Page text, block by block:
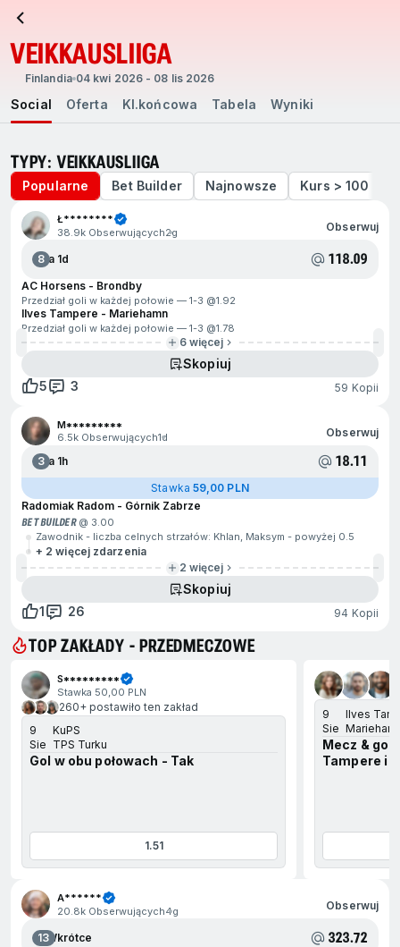
VEIKKAUSLIIGA
Finlandia 04 kwi 2026 - 08 lis 2026
Social Oferta Kl.końcowa Tabela Wyniki
TYPY: VEIKKAUSLIIGA
Popularne Bet Builder Najnowsze Kurs > 100
Ł********
38.9k Obserwujących2g Obserwuj
8Za 1d 118.09
AC Horsens - Brondby
Przedział goli w każdej połowie — 1-3 @1.92
Ilves Tampere - Mariehamn
Przedział goli w każdej połowie — 1-3 @1.78
6 więcej
Skopiuj
5
3 59 Kopii
M*********
6.5k Obserwujących1d Obserwuj
3Za 1h 18.11
Stawka 59,00 PLN
Radomiak Radom - Górnik Zabrze
BET BUILDER@ 3.00
Zawodnik - liczba celnych strzałów: Khlan, Maksym - powyżej 0.5
+ 2 więcej zdarzenia
2 więcej
Skopiuj
1
26 94 Kopii
TOP ZAKŁADY - PRZEDMECZOWE
na koniecS*********
Stawka 50,00 PLN
260+ postawiło ten zakład
9
Sie
KuPS
TPS Turku
Gol w obu połowach - Tak
1.51
9
Sie
Ilves
Mecz & gol
Tampere i
na początek
A******
20.8k Obserwujących4g Obserwuj
13Wkrótce 323.72